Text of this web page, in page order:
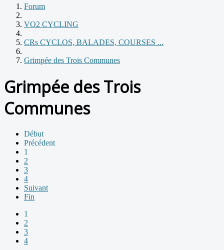
Forum
VO2 CYCLING
CRs CYCLOS, BALADES, COURSES ...
Grimpée des Trois Communes
Grimpée des Trois
Communes
Début
Précédent
1
2
3
4
Suivant
Fin
1
2
3
4